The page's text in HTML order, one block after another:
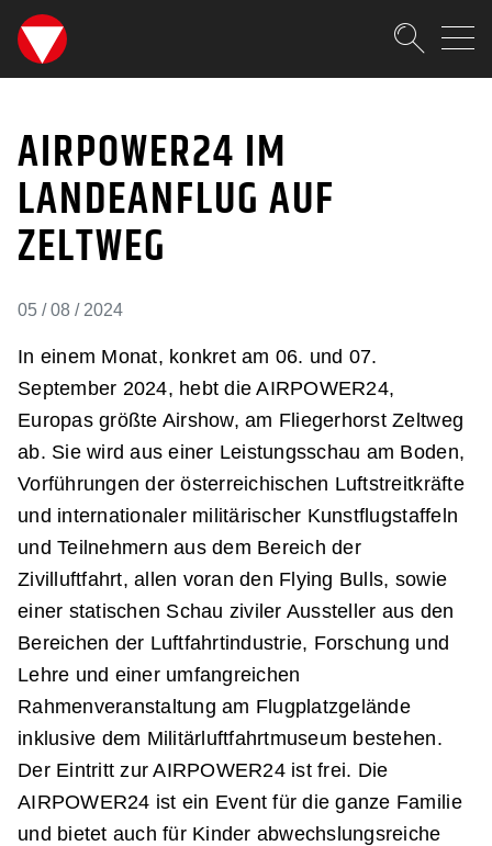
SKIPLINKS
AIRPOWER24 IM
AIRPOWER24 IM
LANDEANFLUG AUF
ZELTWEG
05 / 08 / 2024
In einem Monat, konkret am 06. und 07.
September 2024, hebt die AIRPOWER24,
Europas größte Airshow, am Fliegerhorst Zeltweg
ab. Sie wird aus einer Leistungsschau am Boden,
Vorführungen der österreichischen Luftstreitkräfte
und internationaler militärischer Kunstflugstaffeln
und Teilnehmern aus dem Bereich der
Zivilluftfahrt, allen voran den Flying Bulls, sowie
einer statischen Schau ziviler Aussteller aus den
Bereichen der Luftfahrtindustrie, Forschung und
Lehre und einer umfangreichen
Rahmenveranstaltung am Flugplatzgelände
inklusive dem Militärluftfahrtmuseum bestehen.
Der Eintritt zur AIRPOWER24 ist frei. Die
AIRPOWER24 ist ein Event für die ganze Familie
und bietet auch für Kinder abwechslungsreiche